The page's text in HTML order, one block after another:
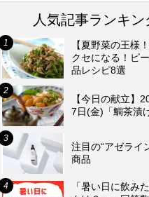
人気記事ランキン
【夏野菜の王様
クセになる！ピ
品レシピ8選
【今日の献立】
7日(金)「鯛茶漬
注目の“アゼライ
商品
「暑い日に飲み